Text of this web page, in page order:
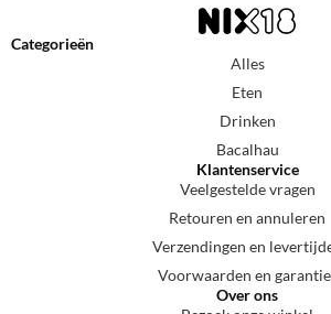
Categorieën
Alles
Eten
Drinken
Bacalhau
Klantenservice
Veelgestelde vragen
Retouren en annuleren
Verzendingen en
Voorwaarden en
Over ons